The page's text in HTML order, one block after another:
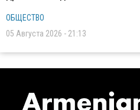
ОБЩЕСТВО
05 Августа 2026 - 21:13